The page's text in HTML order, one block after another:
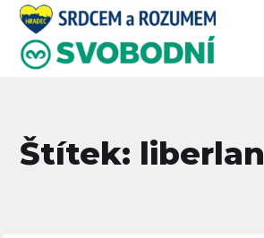
Štítek: